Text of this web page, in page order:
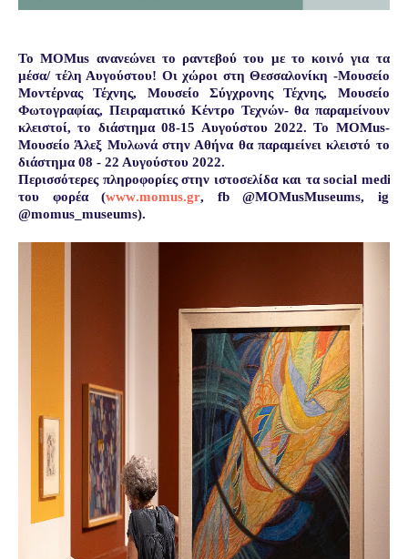
To MOMus ανανεώνει το ραντεβού του με το κοινό για τα
μέσα/ τέλη Αυγούστου! Οι χώροι στη Θεσσαλονίκη -Μουσείο
Μοντέρνας Τέχνης, Μουσείο Σύγχρονης Τέχνης, Μουσείο
Φωτογραφίας, Πειραματικό Κέντρο Τεχνών- θα παραμείνουν
κλειστοί, το διάστημα 08-15 Αυγούστου 2022. Το MOMus-
Μουσείο Άλεξ Μυλωνά στην Αθήνα θα παραμείνει κλειστό το
διάστημα 08 - 22 Αυγούστου 2022.
Περισσότερες πληροφορίες στην ιστοσελίδα και ταsocial media
του φορέα (www.momus.gr, fb@MOMusMuseums, ig
@momus museums).